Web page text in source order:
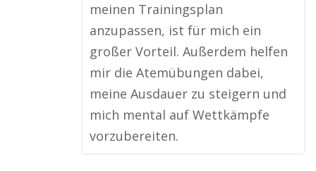
meinen Trainingsplan
anzupassen, ist für mich ein
großer Vorteil. Außerdem helfen
mir die Atemübungen dabei,
meine Ausdauer zu steigern und
mich mental auf Wettkämpfe
vorzubereiten.